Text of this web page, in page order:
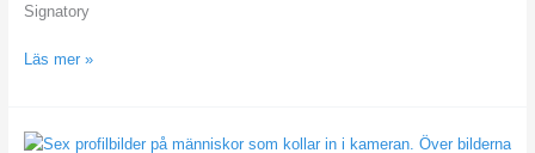
Signatory
Läs mer »
Pressinbjudan: